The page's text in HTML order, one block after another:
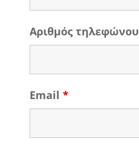
Αριθμός τηλεφώνου
Email *